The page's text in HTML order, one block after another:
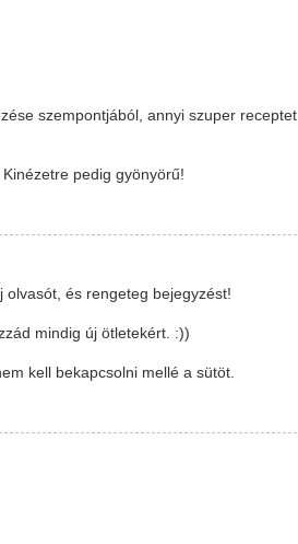
szempontjából, annyi szuper receptet
pedig gyönyörű!
és rengeteg bejegyzést!
mindig új ötletekért. :))
kell bekapcsolni mellé a sütöt.